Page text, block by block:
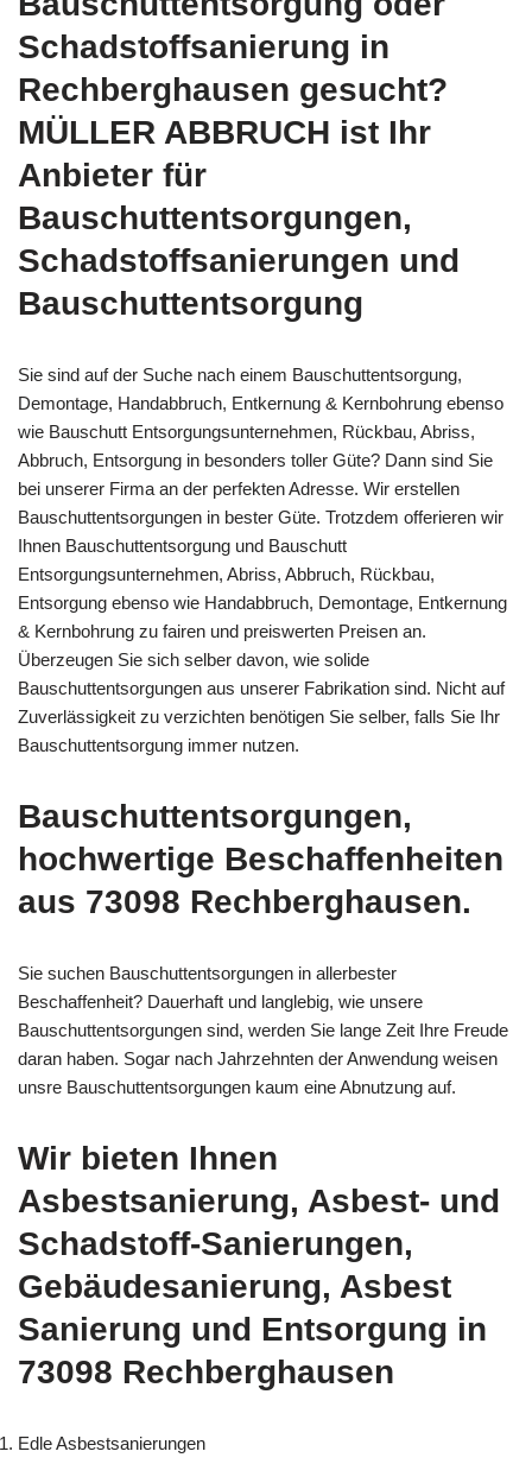
Schadstoffsanierung in
Rechberghausen gesucht?
MÜLLER ABBRUCH ist Ihr
Anbieter für
Bauschuttentsorgungen,
Schadstoffsanierungen und
Bauschuttentsorgung
Sie sind auf der Suche nach einem Bauschuttentsorgung,
Demontage, Handabbruch, Entkernung & Kernbohrung ebenso
wie Bauschutt Entsorgungsunternehmen, Rückbau, Abriss,
Abbruch, Entsorgung in besonders toller Güte? Dann sind Sie
bei unserer Firma an der perfekten Adresse. Wir erstellen
Bauschuttentsorgungen in bester Güte. Trotzdem offerieren wir
Ihnen Bauschuttentsorgung und Bauschutt
Entsorgungsunternehmen, Abriss, Abbruch, Rückbau,
Entsorgung ebenso wie Handabbruch, Demontage, Entkernung
& Kernbohrung zu fairen und preiswerten Preisen an.
Überzeugen Sie sich selber davon, wie solide
Bauschuttentsorgungen aus unserer Fabrikation sind. Nicht auf
Zuverlässigkeit zu verzichten benötigen Sie selber, falls Sie Ihr
Bauschuttentsorgung immer nutzen.
Bauschuttentsorgungen,
hochwertige Beschaffenheiten
aus 73098 Rechberghausen.
Sie suchen Bauschuttentsorgungen in allerbester
Beschaffenheit? Dauerhaft und langlebig, wie unsere
Bauschuttentsorgungen sind, werden Sie lange Zeit Ihre Freude
daran haben. Sogar nach Jahrzehnten der Anwendung weisen
unsre Bauschuttentsorgungen kaum eine Abnutzung auf.
Wir bieten Ihnen
Asbestsanierung, Asbest- und
Schadstoff-Sanierungen,
Gebäudesanierung, Asbest
Sanierung und Entsorgung in
73098 Rechberghausen
Edle Asbestsanierungen